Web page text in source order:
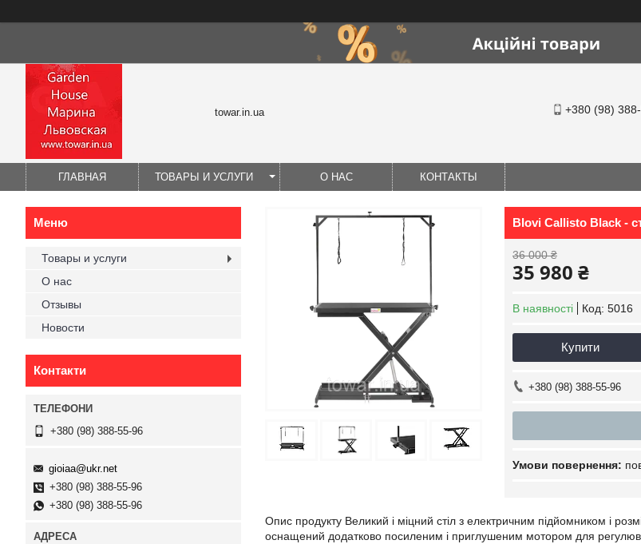
towar.in.ua +380 (98)
ГЛАВНАЯ ТОВАРЫ И УСЛУГИ О НАС КОНТАКТЫ
Blovi Callisto Black -
36 000 ₴
35 980 ₴
В наявності Код: 5016
Купити
+380 (98) 388-55-96
Опис продукту Великий і міцний стіл з електричним підйомником і
оснащений додатково посиленим і приглушеним мотором для
Товары и услуги
О нас
Отзывы
Новости
Контакти
+380 (98) 388-55-96
gioiaa@ukr.net
+380 (98) 388-55-96
+380 (98) 388-55-96